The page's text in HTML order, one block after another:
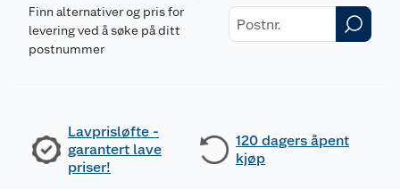
Finn alternativer og pris for
levering ved å søke på ditt
postnummer
Lavprisløfte -
garantert lave
priser!
120 dagers åpent
kjøp